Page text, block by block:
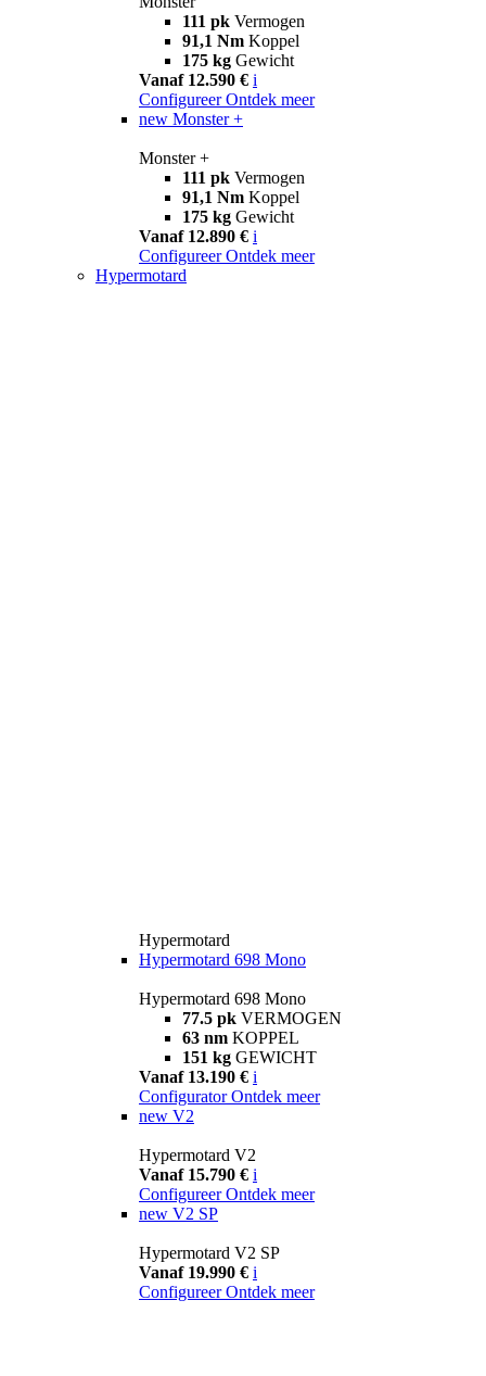
111 pk Vermogen
91,1 Nm Koppel
175 kg Gewicht
Vanaf 12.590 € i
Configureer Ontdek meer
new Monster +
Monster +
111 pk Vermogen
91,1 Nm Koppel
175 kg Gewicht
Vanaf 12.890 € i
Configureer Ontdek meer
Hypermotard
Hypermotard
Hypermotard 698 Mono
Hypermotard 698 Mono
77.5 pk VERMOGEN
63 nm KOPPEL
151 kg GEWICHT
Vanaf 13.190 € i
Configurator Ontdek meer
new V2
Hypermotard V2
Vanaf 15.790 € i
Configureer Ontdek meer
new V2 SP
Hypermotard V2 SP
Vanaf 19.990 € i
Configureer Ontdek meer